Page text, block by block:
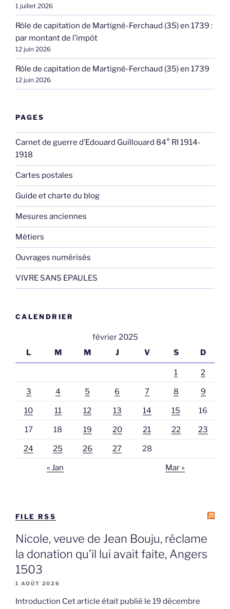
1 juillet 2026
Rôle de capitation de Martigné-Ferchaud (35) en 1739 :
par montant de l’impôt
12 juin 2026
Rôle de capitation de Martigné-Ferchaud (35) en 1739
12 juin 2026
PAGES
Carnet de guerre d’Edouard Guillouard 84° RI 1914-
1918
Cartes postales
Guide et charte du blog
Mesures anciennes
Métiers
Ouvrages numérisés
VIVRE SANS EPAULES
CALENDRIER
février 2025
L
M M J V S D
1 2
3 4 5 6 7 8 9
10 11 12 13 14 15 16
17 18 19 20 21 22 23
24 25 26 27 28
« Jan Mar »
FILE RSS
Nicole, veuve de Jean Bouju, réclame
la donation qu’il lui avait faite, Angers
1503
1 AOÛT 2026
Introduction Cet article était publié le 19 décembre